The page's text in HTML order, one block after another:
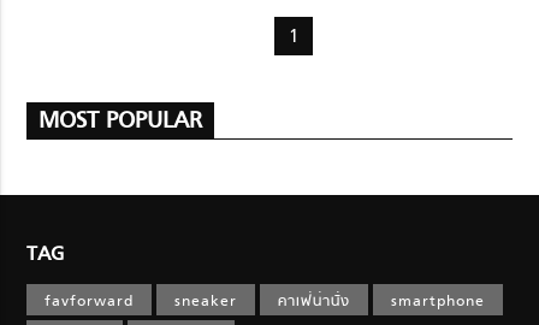
ใช้ชีวิต
1
MOST POPULAR
TAG
favforward sneaker คาเฟ่น่านั่ง
smartphone